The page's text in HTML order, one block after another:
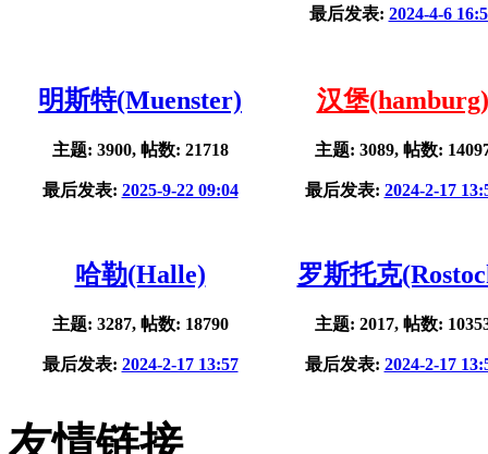
最后发表: 2024-4-6
明斯特(Muenster)
主题: 3900, 帖数: 21718
最后发表: 2025-9-22 09:04
汉堡(hamburg)
主题: 3089, 帖数:
最后发表: 2024-2-17
哈勒(Halle)
主题: 3287, 帖数: 18790
最后发表: 2024-2-17 13:57
罗斯托克
主题: 2017, 帖数:
最后发表: 2024-2-17
友情链接